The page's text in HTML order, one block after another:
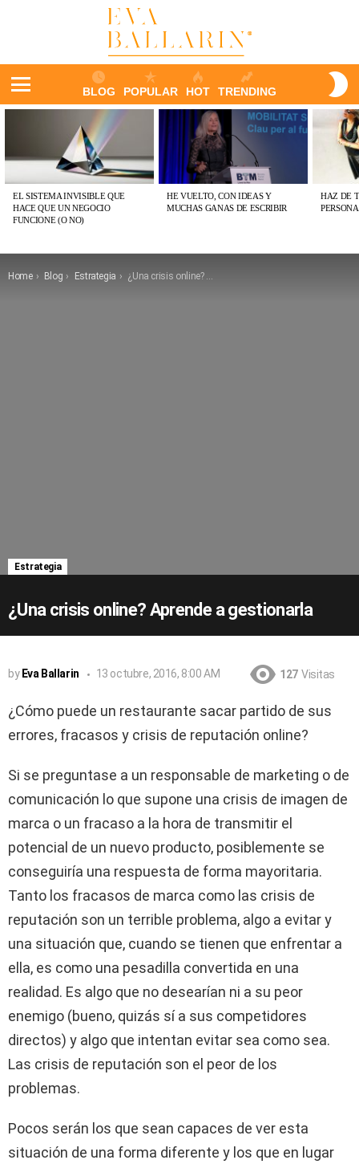
BLOG POPULAR HOT TRENDING
PUBLICACIONES
EL SISTEMA INVISIBLE QUE
HACE QUE UN NEGOCIO
FUNCIONE (O NO)
HE VUELTO, CON IDEAS Y
MUCHAS GANAS DE ESCRIBIR
HAZ DE
You are here:
Home Blog Estrategia ¿Una crisis online? Aprende a gestionarla
Estrategia
¿Una crisis online? Aprende a gestionarla
by Eva Ballarin 13 octubre, 2016, 8:00 AM 127 Visitas
¿Cómo puede un restaurante sacar partido de sus
errores, fracasos y crisis de reputación online?
Si se preguntase a un responsable de marketing o de
comunicación lo que supone una crisis de imagen de
marca o un fracaso a la hora de transmitir el
potencial de un nuevo producto, posiblemente se
conseguiría una respuesta de forma mayoritaria.
Tanto los fracasos de marca como las crisis de
reputación son un terrible problema, algo a evitar y
una situación que, cuando se tienen que enfrentar a
ella, es como una pesadilla convertida en una
realidad. Es algo que no desearían ni a su peor
enemigo (bueno, quizás sí a sus competidores
directos) y algo que intentan evitar sea como sea.
Las crisis de reputación son el peor de los
problemas.
Pocos serán los que sean capaces de ver esta
situación de una forma diferente y los que en lugar